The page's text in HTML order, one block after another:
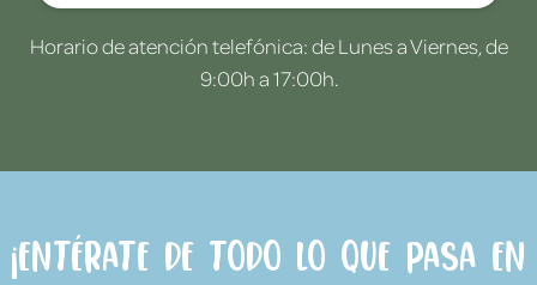
Horario de atención telefónica: de Lunes a Viernes, de
9:00h a 17:00h.
¡Entérate de todo lo que pasa en